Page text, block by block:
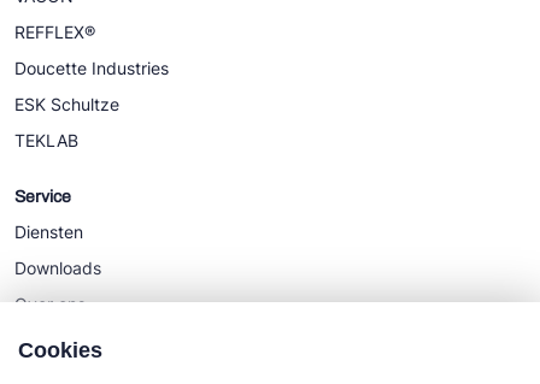
REFFLEX®
Doucette Industries
ESK Schultze
TEKLAB
Service
Diensten
Downloads
Over ons
Nieuws
Cookies